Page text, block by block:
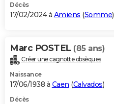
Décès
17/02/2024 à Amiens (Somme)
Marc POSTEL (85 ans)
Créer une cagnotte obsèques
Naissance
17/06/1938 à Caen (Calvados)
Décès